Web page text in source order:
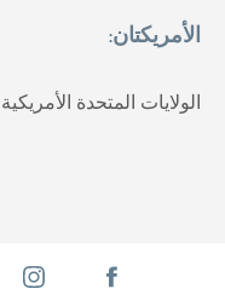
الأمريكتان:
الولايات المتحدة